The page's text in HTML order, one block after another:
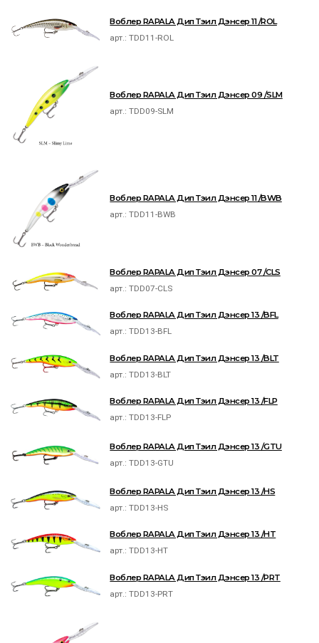
Воблер RAPALA Дип Тэил Дэнсер 11 /ROL
арт.:TDD11-ROL
Воблер RAPALA Дип Тэил Дэнсер 09 /SLM
арт.:TDD09-SLM
Воблер RAPALA Дип Тэил Дэнсер 11 /BWB
арт.:TDD11-BWB
Воблер RAPALA Дип Тэил Дэнсер 07 /CLS
арт.:TDD07-CLS
Воблер RAPALA Дип Тэил Дэнсер 13 /BFL
арт.:TDD13-BFL
Воблер RAPALA Дип Тэил Дэнсер 13 /BLT
арт.:TDD13-BLT
Воблер RAPALA Дип Тэил Дэнсер 13 /FLP
арт.:TDD13-FLP
Воблер RAPALA Дип Тэил Дэнсер 13 /GTU
арт.:TDD13-GTU
Воблер RAPALA Дип Тэил Дэнсер 13 /HS
арт.:TDD13-HS
Воблер RAPALA Дип Тэил Дэнсер 13 /HT
арт.:TDD13-HT
Воблер RAPALA Дип Тэил Дэнсер 13 /PRT
арт.:TDD13-PRT